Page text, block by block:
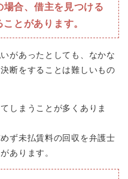
合、借主を見つける
とがあります。
があったとしても、なかな
断をすることは難しいもの
しまうことが多くありま
ず未払賃料の回収を弁護士
あります。